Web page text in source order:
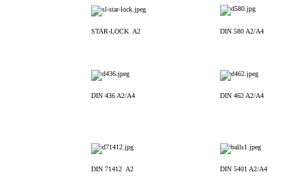
STAR-LOCK A2 DIN 580 A2/A4
DIN 436 A2/A4 DIN 462 A2/A4
DIN 71412 A2 DIN 5401 A2/A4